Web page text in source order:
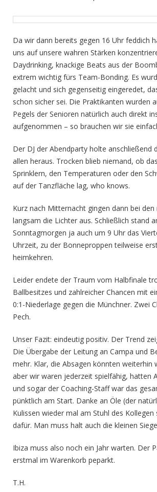
Da wir dann bereits gegen 16 Uhr feddich
uns auf unsere wahren Stärken
Daydrinking, knackige Beats aus der
extrem wichtig fürs Team-Bonding. Es
gelacht und sich gegenseitig eingeredet,
schon sicher sei. Die Praktikanten wurden
Pegels der Senioren natürlich auch direkt
aufgenommen – so brauchen wir sie
Der DJ der Abendparty holte anschließend
allen heraus. Trocken blieb niemand, ob
Sprinklern, den Temperaturen oder den
auf der Tanzfläche lag, who knows.
Kurz nach Mitternacht gingen dann bei
langsam die Lichter aus. Schließlich stand
Sonntagmorgen ja auch um 9 Uhr das
Uhrzeit, zu der Bonneproppen teilweise
heimkehren.
Leider endete der Traum vom Halbfinale
Ballbesitzes und zahlreicher Chancen mit
0:1-Niederlage gegen die Münchner. Zwei
Pech.
Unser Fazit: eindeutig positiv. Der Trend
Die Übergabe der Leitung an Campa und
mehr. Klar, die Absagen könnten weiterhin
aber wir waren jederzeit spielfähig, hatten
und sogar der Coaching-Staff war das
pünktlich am Start. Danke an Öle (der
Kulissen wieder mal am Stuhl des Kollegen
dafür. Man muss halt auch die kleinen
Ibiza muss also noch ein Jahr warten. Der
erstmal im Warenkorb peparkt.
T.H.